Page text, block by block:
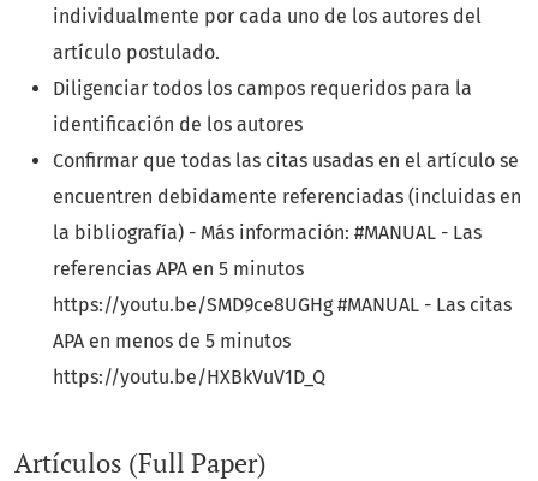
individualmente por cada uno de los autores del
artículo postulado.
Diligenciar todos los campos requeridos para la
identificación de los autores
Confirmar que todas las citas usadas en el artículo se
encuentren debidamente referenciadas (incluidas en
la bibliografía) - Más información: #MANUAL - Las
referencias APA en 5 minutos
https://youtu.be/SMD9ce8UGHg #MANUAL - Las citas
APA en menos de 5 minutos
https://youtu.be/HXBkVuV1D_Q
Artículos (Full Paper)